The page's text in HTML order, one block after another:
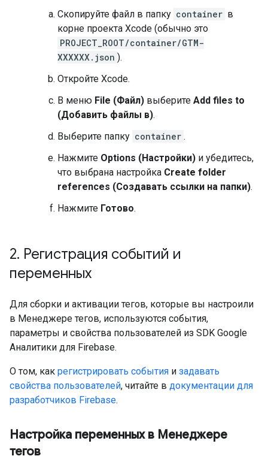
Скопируйте файл в папку container в
корне проекта Xcode (обычно это
PROJECT_ROOT/container/GTM-
XXXXXX.json ).
Откройте Xcode.
В меню File (Файл) выберите Add files to
(Добавить файлы в).
Выберите папку container .
Нажмите Options (Настройки) и убедитесь,
что выбрана настройка Create folder
references (Создавать ссылки на папки).
Нажмите Готово.
2. Регистрация событий и
переменных
Для сборки и активации тегов, которые вы настроили
в Менеджере тегов, используются события,
параметры и свойства пользователей из SDK Google
Аналитики для Firebase.
О том, как регистрировать события и задавать
свойства пользователей, читайте в документации для
разработчиков Firebase.
Настройка переменных в Менеджере
тегов